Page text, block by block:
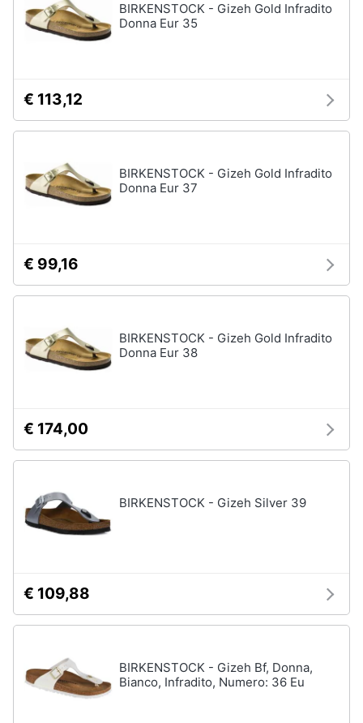
BIRKENSTOCK - Gizeh Gold Infradito
Donna Eur 35
€ 113,12
BIRKENSTOCK - Gizeh Gold Infradito
Donna Eur 37
€ 99,16
BIRKENSTOCK - Gizeh Gold Infradito
Donna Eur 38
€ 174,00
BIRKENSTOCK - Gizeh Silver 39
€ 109,88
BIRKENSTOCK - Gizeh Bf, Donna,
Bianco, Infradito, Numero: 36 Eu